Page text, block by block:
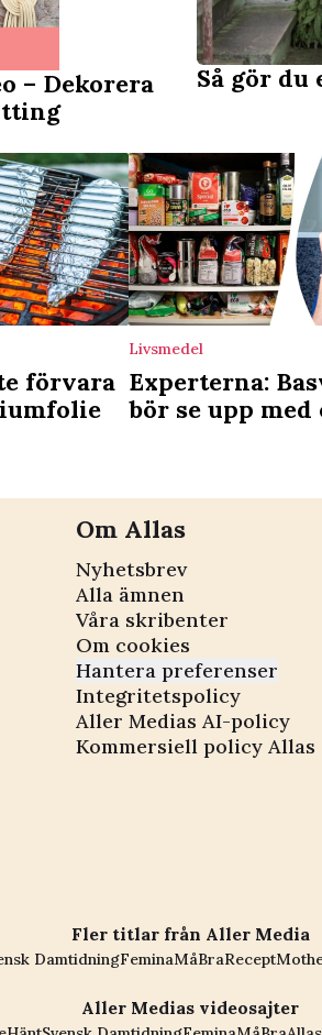
– Dekorera
Så gör
förvara
Livsmedel
Experterna:
bör se upp
Om Allas
Nyhetsbrev
Alla ämnen
Våra skribenter
Om cookies
Hantera preferenser
Integritetspolicy
Aller Medias AI-policy
Kommersiell policy Allas
Fler titlar från Aller Media
DamtidningFeminaMåBraRecept
Aller Medias videosajter